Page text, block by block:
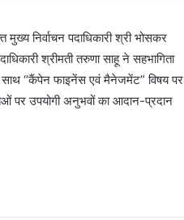
निर्वाचन पदाधिकारी श्री भोसकर
श्रीमती तरुणा साहू ने सहभागिता
“कैंपेन फाइनेंस एवं मैनेजमेंट” विषय पर
पर उपयोगी अनुभवों का आदान-प्रदान